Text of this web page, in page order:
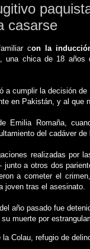
casarse
con la
, una chica de 18 años
cumplir la decisión de
en Pakistán, y al que
Emilia Romaña,
del cadáver de
realizadas por
junto a otros dos
a cometer el
joven tras el asesinato.
año pasado fue
muerte por
Colau, refugio de